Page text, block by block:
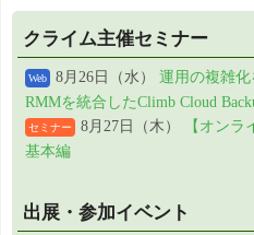
クライム主催セミナー
Web 8月26日（水） 運用の複雑化
RMMを統合したClimb Cloud
セミナー 8月27日（木）
【オンラ
基本編
出展・参加イベント